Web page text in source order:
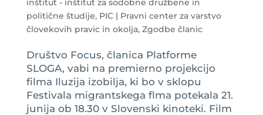
inštitut - inštitut za sodobne družbene in
politične študije, PIC | Pravni center za varstvo
človekovih pravic in okolja, Zgodbe članic
Društvo Focus, članica Platforme
SLOGA, vabi na premierno projekcijo
filma Iluzija izobilja, ki bo v sklopu
Festivala migrantskega flma potekala 21.
junija ob 18.30 v Slovenski kinoteki. Film